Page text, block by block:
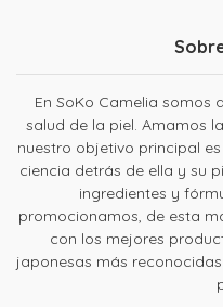
En SoKo Camelia
salud de la piel. Amamos
nuestro objetivo principal
ciencia detrás de ella y su
ingredientes y
promocionamos, de esta
con los mejores
japonesas más